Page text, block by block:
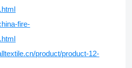
fire-
product/product-12-